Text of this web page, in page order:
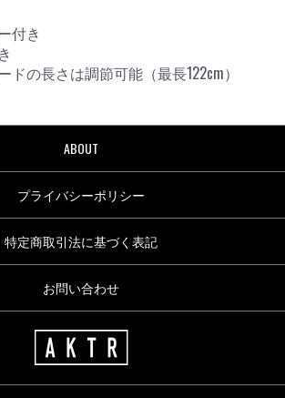
付き
の長さは調節可能（最長122cm）
ABOUT
プライバシーポリシー
特定商取引法に基づく表記
お問い合わせ